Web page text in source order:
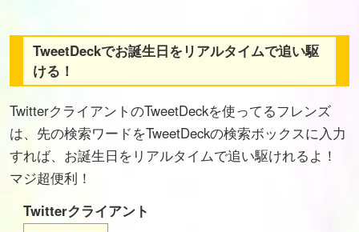
TweetDeckでお誕生日をリアルタイムで追い駆
ける！
TwitterクライアントのTweetDeckを使ってるフレンズ
は、先の検索ワードをTweetDeckの検索ボックスに入力
すれば、お誕生日をリアルタイムで追い駆けれるよ！
マジ超便利！
Twitterクライアント